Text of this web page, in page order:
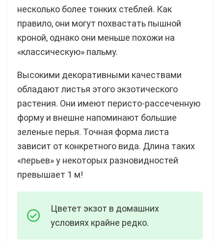
несколько более тонких стеблей. Как
правило, они могут похвастать пышной
кроной, однако они меньше похожи на
«классическую» пальму.
Высокими декоративными качествами
обладают листья этого экзотического
растения. Они имеют перисто-рассеченную
форму и внешне напоминают большие
зеленые перья. Точная форма листа
зависит от конкретного вида. Длина таких
«перьев» у некоторых разновидностей
превышает 1 м!
Цветет экзот в домашних
условиях крайне редко.